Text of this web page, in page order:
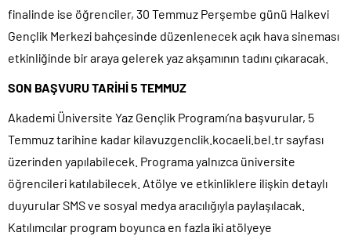
finalinde ise öğrenciler, 30 Temmuz Perşembe günü Halkevi
Gençlik Merkezi bahçesinde düzenlenecek açık hava sineması
etkinliğinde bir araya gelerek yaz akşamının tadını çıkaracak.
SON BAŞVURU TARİHİ 5 TEMMUZ
Akademi Üniversite Yaz Gençlik Programı’na başvurular, 5
Temmuz tarihine kadar kilavuzgenclik.kocaeli.bel.tr sayfası
üzerinden yapılabilecek. Programa yalnızca üniversite
öğrencileri katılabilecek. Atölye ve etkinliklere ilişkin detaylı
duyurular SMS ve sosyal medya aracılığıyla paylaşılacak.
Katılımcılar program boyunca en fazla iki atölyeye